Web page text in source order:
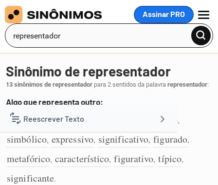
Assinar PRO
MENU
Reescrever Texto
Resumir Texto
Corrigir Texto
Sinônimo de representador
13 sinônimos de representador para 2 sentidos da palavra representador:
Algo que representa outro:
1 representativo,alegórico emblemático,
simbólico, expressivo, significativo, figurado,
metafórico, característico, figurativo, típico,
significante.